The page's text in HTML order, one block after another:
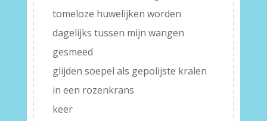
tomeloze huwelijken worden
dagelijks tussen mijn wangen
gesmeed
glijden soepel als gepolijste kralen
in een rozenkrans
keer